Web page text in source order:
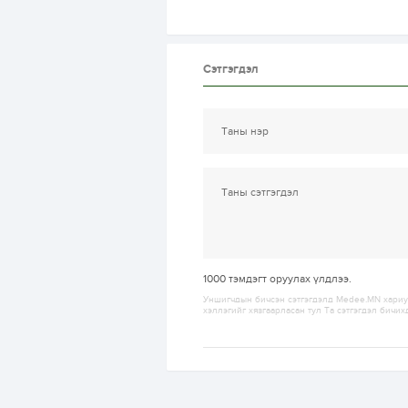
Сэтгэгдэл
1000 тэмдэгт оруулах үлдлээ.
Уншигчдын бичсэн сэтгэгдэлд Medee.MN
хэллэгийг хязгаарласан тул Та сэтгэгдэл